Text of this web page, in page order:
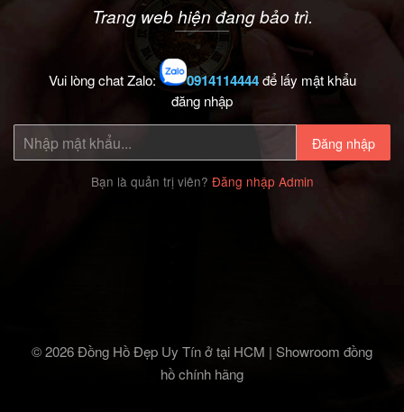
Trang web hiện đang bảo trì.
Vui lòng chat Zalo: 0914114444để lấy mật khẩu
đăng nhập
Đăng nhập
Bạn là quản trị viên? Đăng nhập Admin
© 2026 Đồng Hồ Đẹp Uy Tín ở tại HCM | Showroom đồng
hồ chính hãng‎